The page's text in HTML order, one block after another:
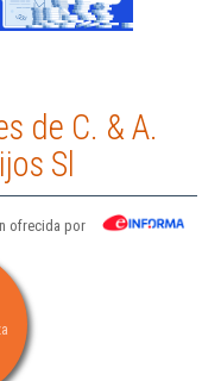
de C. & A.
Sl
ofrecida por